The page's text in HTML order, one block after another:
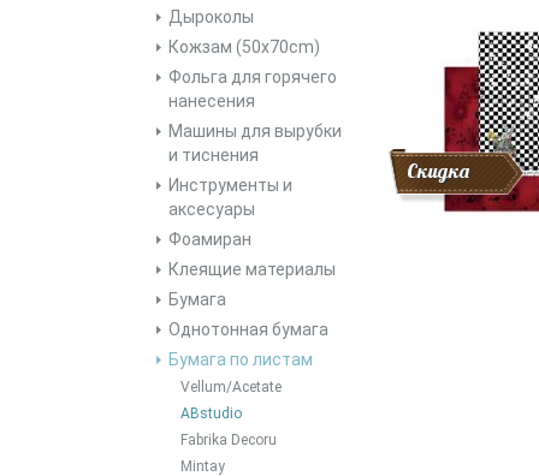
Дыроколы
Кожзам (50x70cm)
Фольга для горячего
нанесения
Машины для вырубки
и тиснения
Инструменты и
аксесуары
Фоамиран
Клеящие материалы
Бумага
Однотонная бумага
Бумага по листам
Vellum/Acetate
ABstudio
Fabrika Decoru
Mintay
Скидка